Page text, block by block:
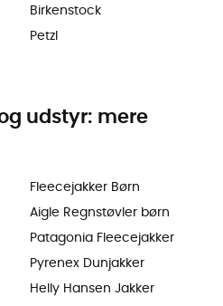
Birkenstock
Petzl
udstyr: mere
Fleecejakker Børn
Aigle Regnstøvler børn
Patagonia Fleecejakker
Pyrenex Dunjakker
Helly Hansen Jakker